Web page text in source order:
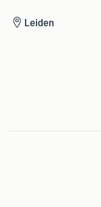
Leiden